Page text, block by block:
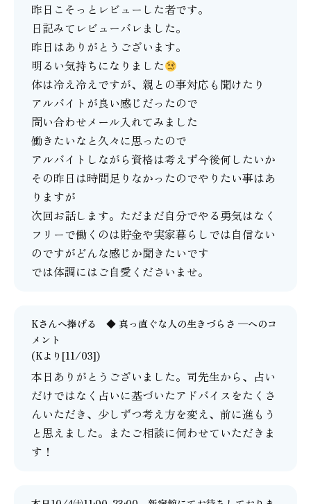
昨日こそっとレビューした者です。
日記みてレビューバレました。
昨日はありがとうございます。
明るい気持ちになりました
体は冷え冷えですが、親との事対応も聞けたり
アルバイトが良い感じだったので
問い合わせメール入れてみました
働きたいなと久々に思ったので
アルバイトしながら資格は考えず今後何したいか
その昨日は時間足りなかったのでやりたい事はあ
りますが
次回お話します。ただまだ自分でやる勇気はなく
フリーで働くのは貯金や実家暮らしでは自信ない
のですがどんな感じか聞きたいです
では体調にはご自愛くださいませ。
Kさんへ捧げる ◆ 真っ直ぐな人の生きづらさ ─へのコ
メント
(Kより[11/03])
本日ありがとうございました。司先生から、占い
だけではなく占いに基づいたアドバイスをたくさ
んいただき、少しずつ考え方を変え、前に進もう
と思えました。またご相談に伺わせていただきま
す！